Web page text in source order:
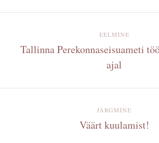
EELMINE
Tallinna Perekonnaseisuameti
ajal
JÄRGMINE
Väärt kuulamist!